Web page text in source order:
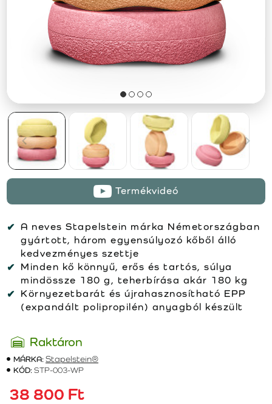
Termékvideó
A neves Stapelstein márka Németországban
gyártott, három egyensúlyozó kőből álló
kedvezményes szettje
Minden kő könnyű, erős és tartós, súlya
mindössze 180 g, teherbírása akár 180 kg
Környezetbarát és újrahasznosítható EPP
(expandált polipropilén) anyagból készült
Raktáron
MÁRKA:Stapelstein®
KÓD:STP-003-WP
38 800 Ft